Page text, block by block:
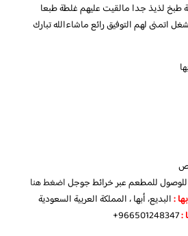
لذيذ جدا مالقيت عليهم غلطة طبعا
اتمنى لهم التوفيقرائع ماشاءالله تبارك
للمطعم عبر خرائط جوجلاضغط هنا
:البديع، أبها ، المملكة العربية السعودية
:
966501248347+